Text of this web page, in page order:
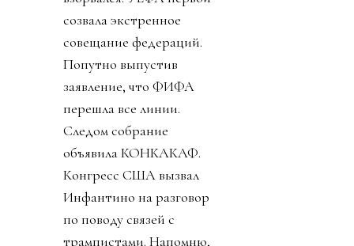
среди прочего,
планируют сровнять
Сектор Газа с землей,
выселить пару
открыть там отели).
Ордынцы 90х
прекрасно помнят
термин
«прихватизация».
Именно ей, на мой